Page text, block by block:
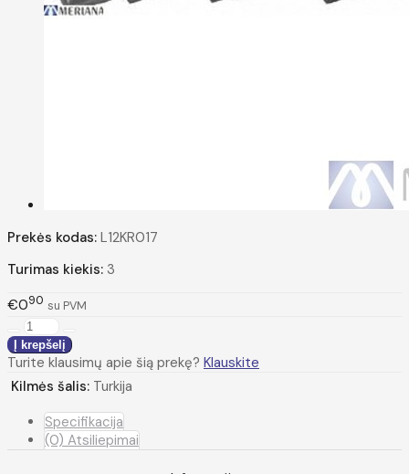
Prekės kodas: L12KR017
Turimas kiekis: 3
€090 su PVM
Turite klausimų apie šią prekę? Klauskite
Kilmės šalis: Turkija
Specifikacija
(0) Atsiliepimai